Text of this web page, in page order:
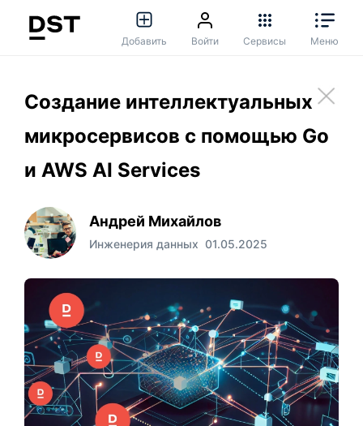
Добавить Войти Сервисы Меню
Создание интеллектуальных
микросервисов с помощью Go
и AWS AI Services
Андрей Михайлов
Инженерия данных 01.05.2025